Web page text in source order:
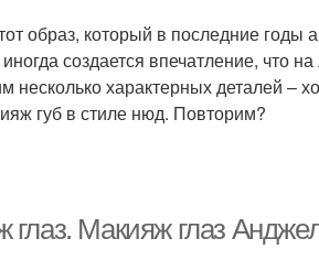
образ, который в последние годы
создается впечатление, что
несколько характерных деталей –
губ в стиле нюд. Повторим?
Макияж глаз